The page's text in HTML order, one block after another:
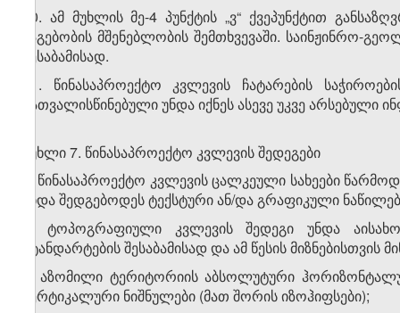
10. ამ მუხლის მე-4 პუნქტის „ვ“ ქვეპუნქტით
ნაგებობის მშენებლობის შემთხვევაში. საინჟინრო-
შესაბამისად.
11. წინასაპროექტო კვლევის ჩატარების
გათვალისწინებული უნდა იქნეს ასევე უკვე არსებული
მუხლი 7. წინასაპროექტო კვლევის შედეგები
1. წინასაპროექტო კვლევის ცალკეული სახეები
უნდა შედგებოდეს ტექსტური ან/და გრაფიკული
2. ტოპოგრაფიული კვლევის შედეგი უნდა
სტანდარტების შესაბამისად და ამ წესის მიზნებისთვის
ა) აზომილი ტერიტორიის აბსოლუტური
ვერტიკალური ნიშნულები (მათ შორის იზოჰიფსები);